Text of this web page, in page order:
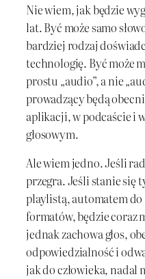
Nie wiem, jak będzie
lat. Być może samo
bardziej rodzaj
technologię. Być może
prostu „audio”, a nie
prowadzący będą
aplikacji, w podcaście i
głosowym.
Ale wiem jedno. Jeśli
przegra. Jeśli stanie
playlistą, automatem
formatów, będzie coraz
jednak zachowa głos,
odpowiedzialność i
jak do człowieka, nadal